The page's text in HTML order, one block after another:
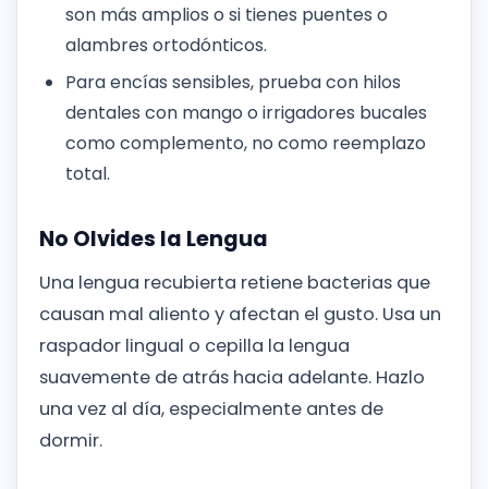
son más amplios o si tienes puentes o
alambres ortodónticos.
Para encías sensibles, prueba con hilos
dentales con mango o irrigadores bucales
como complemento, no como reemplazo
total.
No Olvides la Lengua
Una lengua recubierta retiene bacterias que
causan mal aliento y afectan el gusto. Usa un
raspador lingual o cepilla la lengua
suavemente de atrás hacia adelante. Hazlo
una vez al día, especialmente antes de
dormir.